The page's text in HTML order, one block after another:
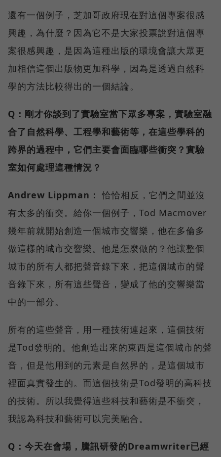
還有一個例子，芝加哥政府現在對這個專案很感
興趣，為什麼？因為它不是大家投票說對這個專
案很感興趣，是因為這種出版的環境會讓大眾更
加相信這個出版物更加科學，因為是透過自然科
學的方法比較得出的一個結論。
Q：剛才你談到了實驗室當下眾多專案，實驗室融
合了自然科學、工程學和藝術等，在這些學科的
跨界的過程中，它們主要會面臨哪些衝突？實驗
室如何處理這種情況？
Andrew Lippman： 恰恰相反，它們之間並沒
有太多的衝突。給你一個例子，Tod Macmover
幾年前就開始創造一個城市交響樂，他在多倫多
做這樣的城市交響樂。他是怎麼做的？他讓整個
城市的所有人都把聲音錄下來，把這個城市的聲
音錄下來，所有這些聲音，變成了他的交響樂當
中的一部分。
所有的這些聲音，用一種技術連起來，這個技術
是Tod發明的。他創造出來的東西是這個城市的聲
音，但是他用到的元素是自然界的，是這個城市
裡面真實發生的。而這個技術是Tod發明的高科技
的技術。所以我覺得這些科技和藝術是不衝突，
我認為科技和藝術可以完美融合。
Q：今天在會場，騰訊研發的Dreamwriter已經